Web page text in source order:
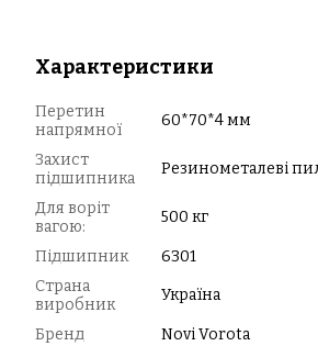
Характеристики
Перетин
напрямної
60*70*4 мм
Захист
підшипника
Резинометалеві
Для воріт
вагою:
500 кг
Підшипник
6301
Страна
виробник
Україна
Бренд
Novi Vorota